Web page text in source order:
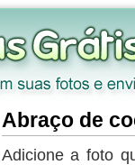
Abraço de
Adicione a foto